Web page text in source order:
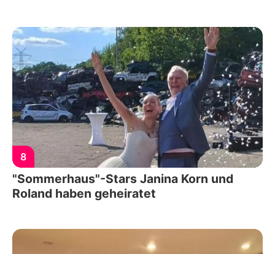
8
"Sommerhaus"-Stars Janina Korn und
Roland haben geheiratet